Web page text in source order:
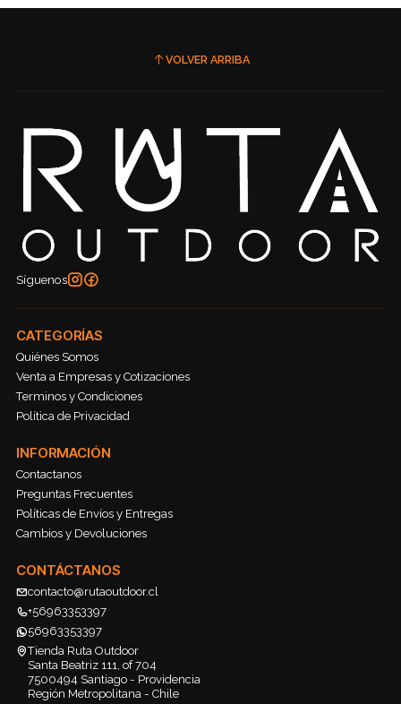
VOLVER ARRIBA
Síguenos
CATEGORÍAS
Quiénes Somos
Venta a Empresas y Cotizaciones
Terminos y Condiciones
Política de Privacidad
INFORMACIÓN
Contactanos
Preguntas Frecuentes
Políticas de Envíos y Entregas
Cambios y Devoluciones
CONTÁCTANOS
contacto@rutaoutdoor.cl
+56963353397
56963353397
Tienda Ruta Outdoor
Santa Beatriz 111, of 704
7500494 Santiago - Providencia
Región Metropolitana - Chile